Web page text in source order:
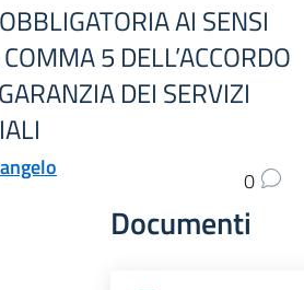
AI SENSI
5 DELL’ACCORDO
DEI SERVIZI
0
Documenti